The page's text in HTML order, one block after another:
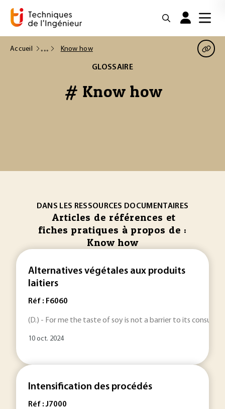
Accueil Know how
GLOSSAIRE
# Know how
DANS LES RESSOURCES DOCUMENTAIRES
Articles de références et
fiches pratiques à propos de :
Know how
Alternatives végétales aux produits
laitiers
Réf : F6060
(D.) - For me the taste of soy is not a barrier to its
10 oct. 2024
Intensification des procédés
Réf : J7000